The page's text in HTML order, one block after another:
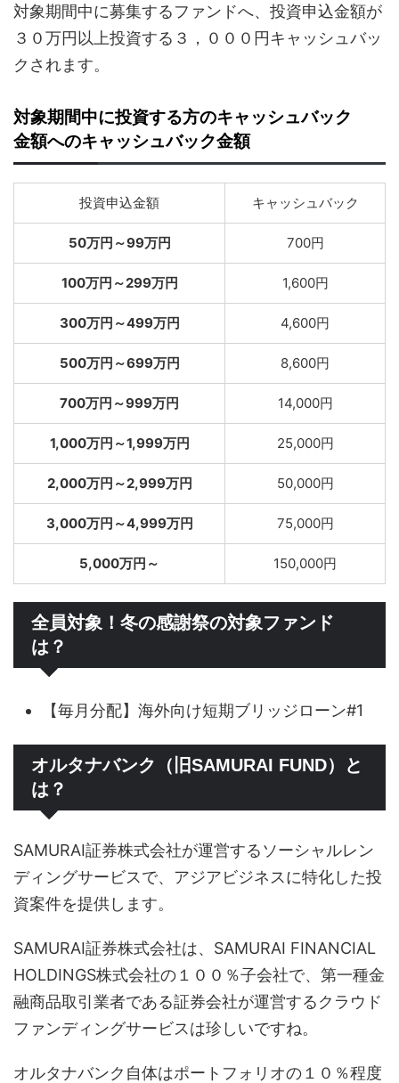
対象期間中に募集するファンドへ、投資申込金額が
３０万円以上投資する３，０００円キャッシュバッ
クされます。
対象期間中に投資する方のキャッシュバック
金額へのキャッシュバック金額
投資申込金額 キャッシュバック
50万円～99万円 700円
100万円～299万円 1,600円
300万円～499万円 4,600円
500万円～699万円 8,600円
700万円～999万円 14,000円
1,000万円～1,999万円 25,000円
2,000万円～2,999万円 50,000円
3,000万円～4,999万円 75,000円
5,000万円～ 150,000円
全員対象！冬の感謝祭の対象ファンド
は？
【毎月分配】海外向け短期ブリッジローン#1
オルタナバンク（旧SAMURAI FUND）と
は？
SAMURAI証券株式会社が運営するソーシャルレン
ディングサービスで、アジアビジネスに特化した投
資案件を提供します。
SAMURAI証券株式会社は、SAMURAI FINANCIAL
HOLDINGS株式会社の１００％子会社で、第一種金
融商品取引業者である証券会社が運営するクラウド
ファンディングサービスは珍しいですね。
オルタナバンク自体はポートフォリオの１０％程度